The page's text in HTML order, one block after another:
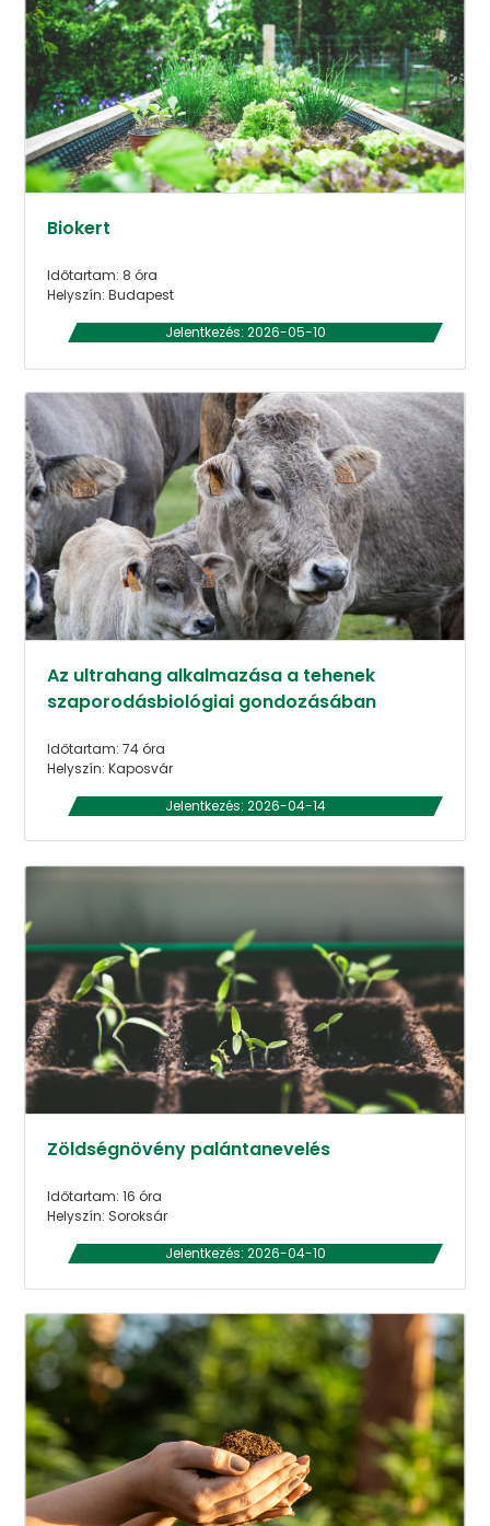
Biokert
Időtartam: 8 óra
Helyszín: Budapest
Jelentkezés: 2026-05-10
Az ultrahang alkalmazása a tehenek
szaporodásbiológiai gondozásában
Időtartam: 74 óra
Helyszín: Kaposvár
Jelentkezés: 2026-04-14
Zöldségnövény palántanevelés
Időtartam: 16 óra
Helyszín: Soroksár
Jelentkezés: 2026-04-10